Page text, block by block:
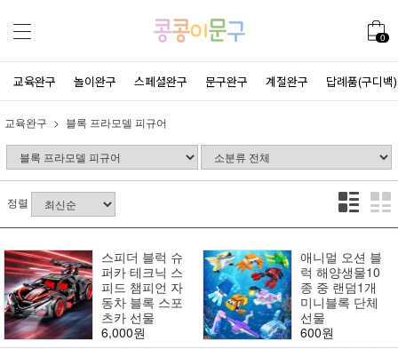
0
교육완구 놀이완구 스페셜완구 문구완구 계절완구 답례품(구디백)
교육완구 블록 프라모델 피규어
정렬
스피더 블럭 슈
퍼카 테크닉 스
피드 챔피언 자
동차 블록 스포
츠카 선물
6,000원
애니멀 오션 블
럭 해양생물10
종 중 랜덤1개
미니블록 단체
선물
600원